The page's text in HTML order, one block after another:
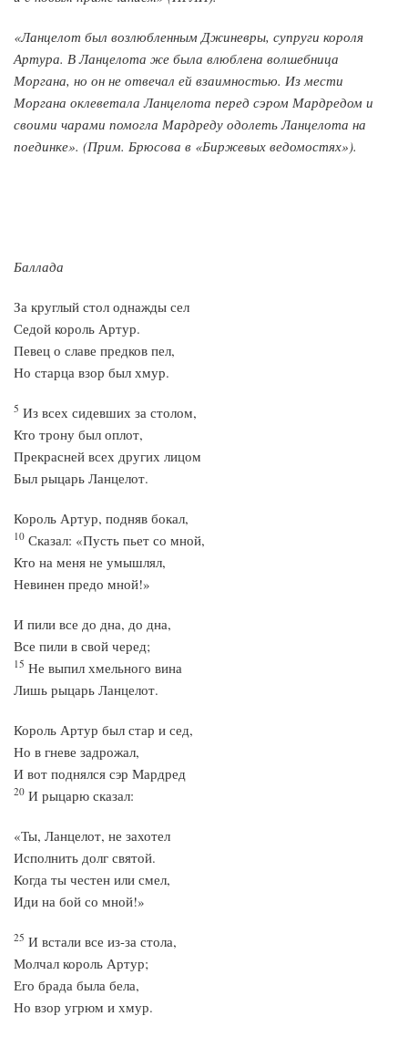
«Ланцелот был возлюбленным Джиневры, супруги короля
Артура. В Ланцелота же была влюблена волшебница
Моргана, но он не отвечал ей взаимностью. Из мести
Моргана оклеветала Ланцелота перед сэром Мардредом и
своими чарами помогла Мардреду одолеть Ланцелота на
поединке». (Прим. Брюсова в «Биржевых ведомостях»).
Баллада
За круглый стол однажды сел
Седой король Артур.
Певец о славе предков пел,
Но старца взор был хмур.
5 Из всех сидевших за столом,
Кто трону был оплот,
Прекрасней всех других лицом
Был рыцарь Ланцелот.
Король Артур, подняв бокал,
10 Сказал: «Пусть пьет со мной,
Кто на меня не умышлял,
Невинен предо мной!»
И пили все до дна, до дна,
Все пили в свой черед;
15 Не выпил хмельного вина
Лишь рыцарь Ланцелот.
Король Артур был стар и сед,
Но в гневе задрожал,
И вот поднялся сэр Мардред
20 И рыцарю сказал:
«Ты, Ланцелот, не захотел
Исполнить долг святой.
Когда ты честен или смел,
Иди на бой со мной!»
25 И встали все из-за стола,
Молчал король Артур;
Его брада была бела,
Но взор угрюм и хмур.